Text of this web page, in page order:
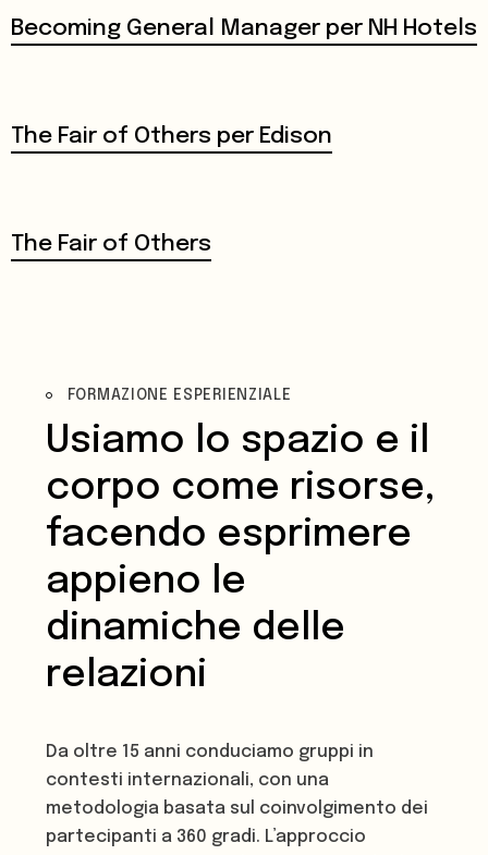
Becoming General Manager per NH Hotels
The Fair of Others per Edison
The Fair of Others
FORMAZIONE ESPERIENZIALE
Usiamo lo spazio e il
corpo come risorse,
facendo esprimere
appieno le
dinamiche delle
relazioni
Da oltre 15 anni conduciamo gruppi in
contesti internazionali, con una
metodologia basata sul coinvolgimento dei
partecipanti a 360 gradi. L’approccio